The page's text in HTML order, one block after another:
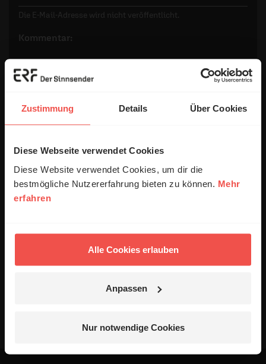
Zustimmung Details Über Cookies
Diese Webseite verwendet Cookies
Diese Website verwendet Cookies, um dir die
bestmögliche Nutzererfahrung bieten zu können. Mehr
erfahren
Alle Cookies erlauben
Anpassen
Nur notwendige Cookies
Die E-Mail-Adresse wird nicht veröffentlicht.
Kommentar:
Meinen Kommentar nicht öffentlich teilen.
Verbesserung unseres Online-Angebots
Ihrer Daten an Dritte. Näheres siehe
Datenschutzerklärung .
Veröffentlichung besteht nicht. Bitte beachten Sie beim
Schreiben Ihres Kommentars unsereNetiquette